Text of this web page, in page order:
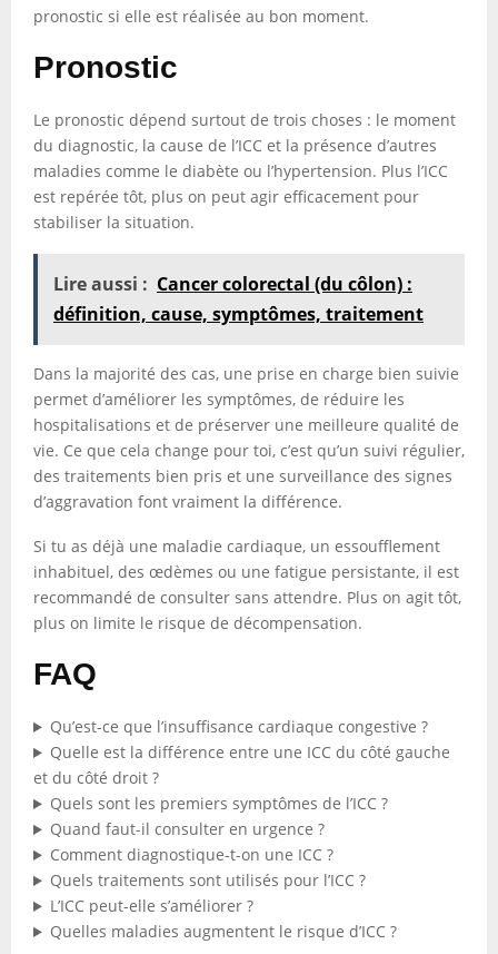
pronostic si elle est réalisée au bon moment.
Pronostic
Le pronostic dépend surtout de trois choses : le moment
du diagnostic, la cause de l’ICC et la présence d’autres
maladies comme le diabète ou l’hypertension. Plus l’ICC
est repérée tôt, plus on peut agir efficacement pour
stabiliser la situation.
Lire aussi : Cancer colorectal (du côlon) :
définition, cause, symptômes, traitement
Dans la majorité des cas, une prise en charge bien suivie
permet d’améliorer les symptômes, de réduire les
hospitalisations et de préserver une meilleure qualité de
vie. Ce que cela change pour toi, c’est qu’un suivi régulier,
des traitements bien pris et une surveillance des signes
d’aggravation font vraiment la différence.
Si tu as déjà une maladie cardiaque, un essoufflement
inhabituel, des œdèmes ou une fatigue persistante, il est
recommandé de consulter sans attendre. Plus on agit tôt,
plus on limite le risque de décompensation.
FAQ
Qu’est-ce que l’insuffisance cardiaque congestive ?
Quelle est la différence entre une ICC du côté gauche
et du côté droit ?
Quels sont les premiers symptômes de l’ICC ?
Quand faut-il consulter en urgence ?
Comment diagnostique-t-on une ICC ?
Quels traitements sont utilisés pour l’ICC ?
L’ICC peut-elle s’améliorer ?
Quelles maladies augmentent le risque d’ICC ?